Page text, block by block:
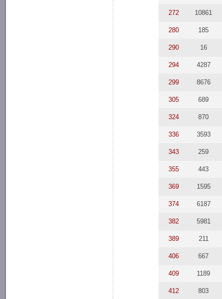
272 10861
280 185
290 16
294 4287
299 8676
305 689
324 870
336 3593
343 259
355 443
369 1595
374 6187
382 5981
389 211
406 667
409 1189
412 803